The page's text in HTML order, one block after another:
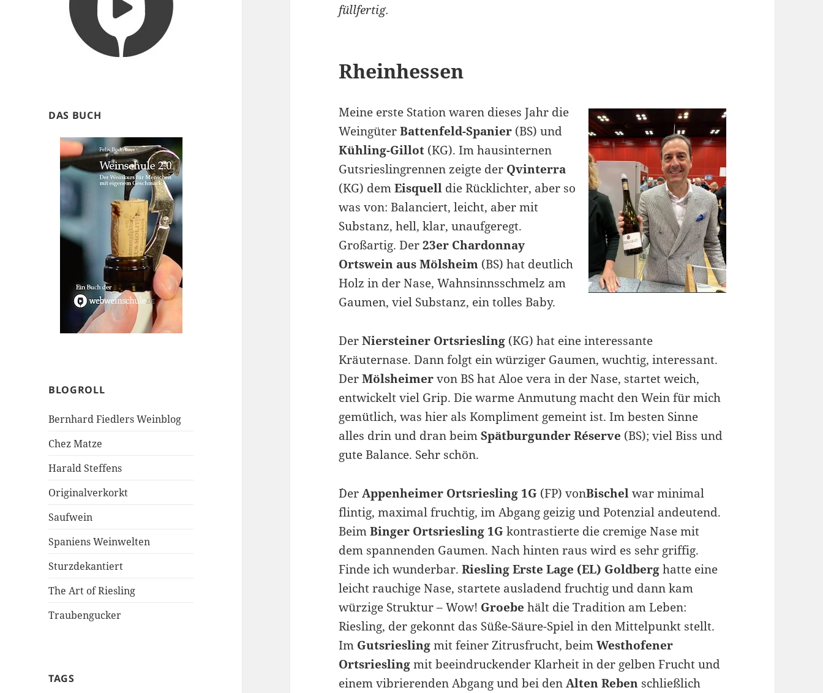
DAS BUCH
BLOGROLL
Bernhard Fiedlers Weinblog
Chez Matze
Harald Steffens
Originalverkorkt
Saufwein
Spaniens Weinwelten
Sturzdekantiert
The Art of Riesling
Traubengucker
TAGS
füllfertig.
Rheinhessen
Meine erste Station waren dieses Jahr die
WeingüterBattenfeld-Spanier (BS) und
Kühling-Gillot (KG). Im hausinternen
Gutsrieslingrennen zeigte der Qvinterra
(KG) demEisquell die Rücklichter, aber so
was von: Balanciert, leicht, aber mit
Substanz, hell, klar, unaufgeregt.
Großartig. Der23er Chardonnay
Ortswein aus Mölsheim (BS) hat deutlich
Holz in der Nase, Wahnsinnsschmelz am
Gaumen, viel Substanz, ein tolles Baby.
DerNiersteiner Ortsriesling (KG) hat eine interessante
Kräuternase. Dann folgt ein würziger Gaumen, wuchtig, interessant.
DerMölsheimervon BS hat Aloe vera in der Nase, startet weich,
entwickelt viel Grip. Die warme Anmutung macht den Wein für mich
gemütlich, was hier als Kompliment gemeint ist. Im besten Sinne
alles drin und dran beimSpätburgunder Réserve (BS); viel Biss und
gute Balance. Sehr schön.
´DerAppenheimer Ortsriesling 1G (FP) vonBischelwar minimal
flintig, maximal fruchtig, im Abgang geizig und Potenzial andeutend.
BeimBinger Ortsriesling 1G kontrastierte die cremige Nase mit
dem spannenden Gaumen. Nach hinten raus wird es sehr griffig.
Finde ich wunderbar.Riesling Erste Lage (EL) Goldberghatte eine
leicht rauchige Nase, startete ausladend fruchtig und dann kam
würzige Struktur – Wow! Groebe hält die Tradition am Leben:
Riesling, der gekonnt das Süße-Säure-Spiel in den Mittelpunkt stellt.
Im Gutsrieslingmit feiner Zitrusfrucht, beimWesthofener
Ortsrieslingmit beeindruckender Klarheit in der gelben Frucht und
einem vibrierenden Abgang und bei denAlten Reben schließlich